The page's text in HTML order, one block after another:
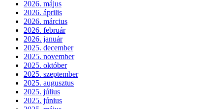
2026. május
2026. április
2026. március
2026. február
2026. január
2025. december
2025. november
2025. október
2025. szeptember
2025. augusztus
2025. július
2025. június